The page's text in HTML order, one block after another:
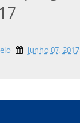
junho 07, 2017